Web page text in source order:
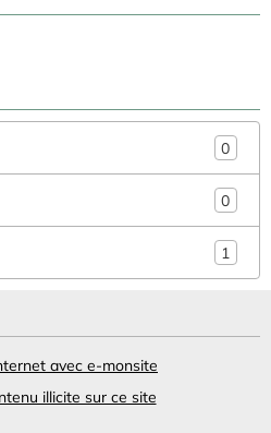
0
0
1
avec e-monsite
illicite sur ce site